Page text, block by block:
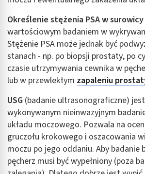
Określenie stężenia PSA w
wartościowym badaniem w
Stężenie PSA może jednak być
stanach - np. po biopsji prostaty, po
czasie utrzymywania cewnika w
lub w przewlekłym zapaleniu
USG (badanie ultrasonograficzne)
wykonywanym nieinwazyjnym
układu moczowego. Pozwala na
gruczołu krokowego i oszacowania
moczu po jego oddaniu. Aby badanie
pęcherz musi być wypełniony (poza